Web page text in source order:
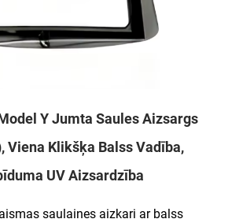
Y Jumta Saules Aizsargs
Viena Klikšķa Balss Vadība,
UV Aizsardzība
saulaines aizkari ar balss